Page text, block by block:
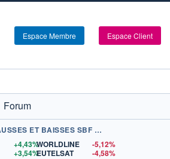
Espace Membre Espace Client
Forum
+ FORTES HAUSSES ET BAISSES SBF 120
+4,43%
+3,54%
WORLDLINE
-5,12%
EUTELSAT
-4,58%